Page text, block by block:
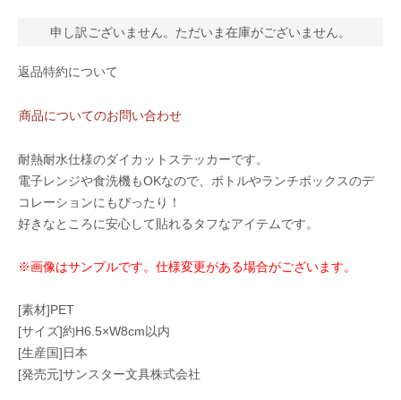
申し訳ございません。ただいま在庫がございません。
返品特約について
商品についてのお問い合わせ
耐熱耐水仕様のダイカットステッカーです。
電子レンジや食洗機もOKなので、ボトルやランチボックスのデ
コレーションにもぴったり！
好きなところに安心して貼れるタフなアイテムです。
※画像はサンプルです。仕様変更がある場合がございます。
[素材]PET
[サイズ]約H6.5×W8cm以内
[生産国]日本
[発売元]サンスター文具株式会社